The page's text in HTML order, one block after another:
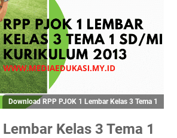
Download RPP PJOK 1 Lembar Kelas 3 Tema 1
Lembar Kelas 3 Tema 1